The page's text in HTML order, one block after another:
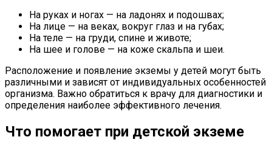
На руках и ногах — на ладонях и подошвах;
На лице — на веках, вокруг глаз и на губах;
На теле — на груди, спине и животе;
На шее и голове — на коже скальпа и шеи.
Расположение и появление экземы у детей могут быть
различными и зависят от индивидуальных особенностей
организма. Важно обратиться к врачу для диагностики и
определения наиболее эффективного лечения.
Что помогает при детской экземе